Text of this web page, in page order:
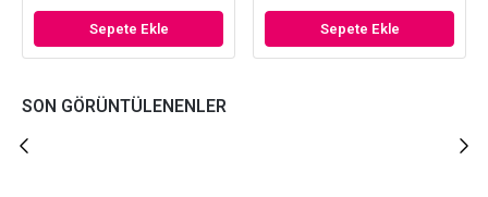
Sepete Ekle Sepete Ekle
SON GÖRÜNTÜLENENLER